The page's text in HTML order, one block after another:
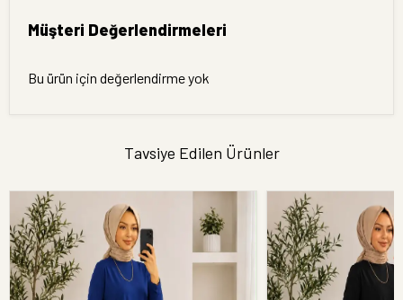
Müşteri Değerlendirmeleri
Bu ürün için değerlendirme yok
Tavsiye Edilen Ürünler